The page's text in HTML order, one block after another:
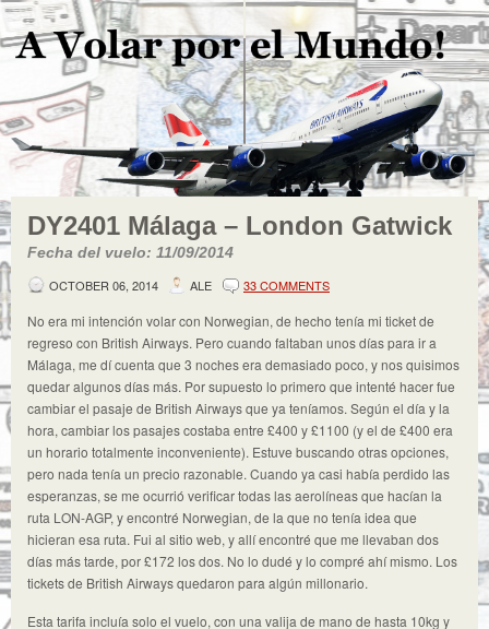
DY2401 Málaga – London Gatwick
Fecha del vuelo: 11/09/2014
OCTOBER 06, 2014
ALE 33 COMMENTS
No era mi intención volar con Norwegian, de hecho tenía mi ticket de
regreso con British Airways. Pero cuando faltaban unos días para ir a
Málaga, me dí cuenta que 3 noches era demasiado poco, y nos quisimos
quedar algunos días más. Por supuesto lo primero que intenté hacer fue
cambiar el pasaje de British Airways que ya teníamos. Según el día y la
hora, cambiar los pasajes costaba entre £400 y £1100 (y el de £400 era
un horario totalmente inconveniente). Estuve buscando otras opciones,
pero nada tenía un precio razonable. Cuando ya casi había perdido las
esperanzas, se me ocurrió verificar todas las aerolíneas que hacían la
ruta LON-AGP, y encontré Norwegian, de la que no tenía idea que
hicieran esa ruta. Fui al sitio web, y allí encontré que me llevaban dos
días más tarde, por £172 los dos. No lo dudé y lo compré ahí mismo. Los
tickets de British Airways quedaron para algún millonario.
Esta tarifa incluía solo el vuelo, con una valija de mano de hasta 10kg y